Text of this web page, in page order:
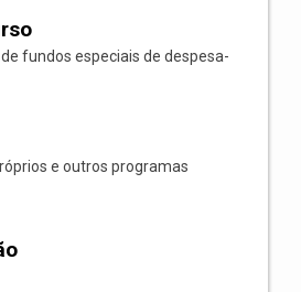
fundos especiais de despesa-
e outros programas